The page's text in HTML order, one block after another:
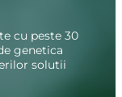
cu peste 30
genetica
solutii